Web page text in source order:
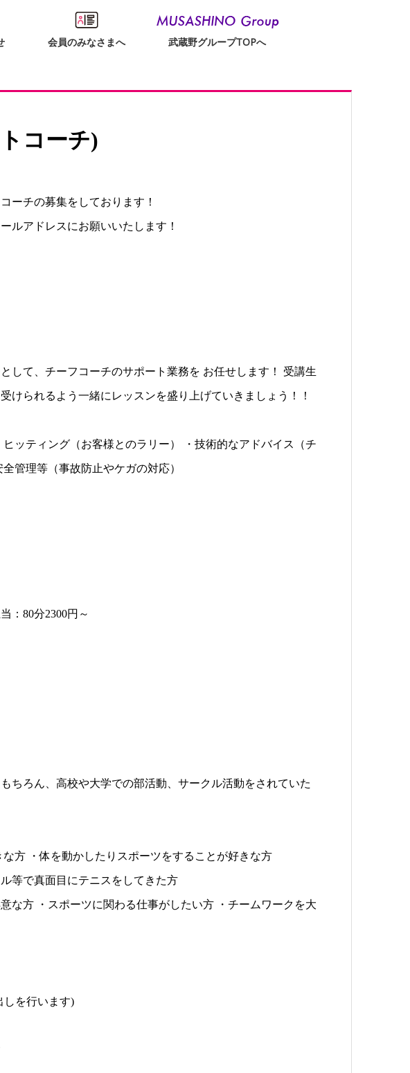
会員のみなさまへ 武蔵野グループTOPへ
コーチ)
ーチの募集をしております！
ルアドレスにお願いいたします！
して、チーフコーチのサポート業務を お任せします！ 受講生
けられるよう一緒にレッスンを盛り上げていきましょう！！
ッティング（お客様とのラリー） ・技術的なアドバイス（チ
管理等（事故防止やケガの対応）
：80分2300円～
ちろん、高校や大学での部活動、サークル活動をされていた
方 ・体を動かしたりスポーツをすることが好きな方
等で真面目にテニスをしてきた方
な方 ・スポーツに関わる仕事がしたい方 ・チームワークを大
を行います)